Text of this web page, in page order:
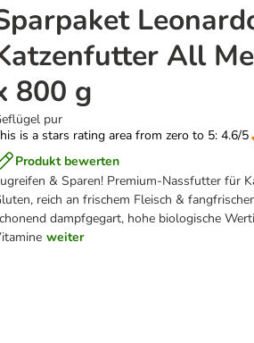
All
800 g
pur
is a stars rating area from zero to 5: 4.6/5
Produkt bewerten
& Sparen! Premium-Nassfutter für
reich an frischem Fleisch &
dampfgegart, hohe biologische
weiter